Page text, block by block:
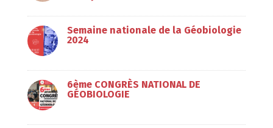
Semaine nationale de la Géobiologie
2024
6ème CONGRÈS NATIONAL DE
GÉOBIOLOGIE